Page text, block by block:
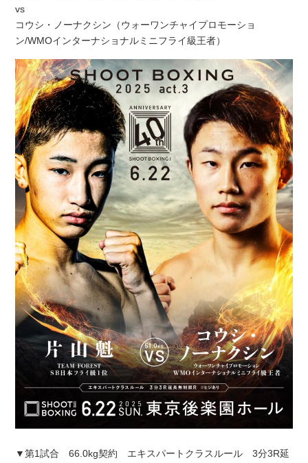
vs
コウシ・ノーナクシン（ウォーワンチャイプロモーショ
ン/WMOインターナショナルミニフライ級王者）
▼第1試合 66.0kg契約 エキスパートクラスルール 3分3R延